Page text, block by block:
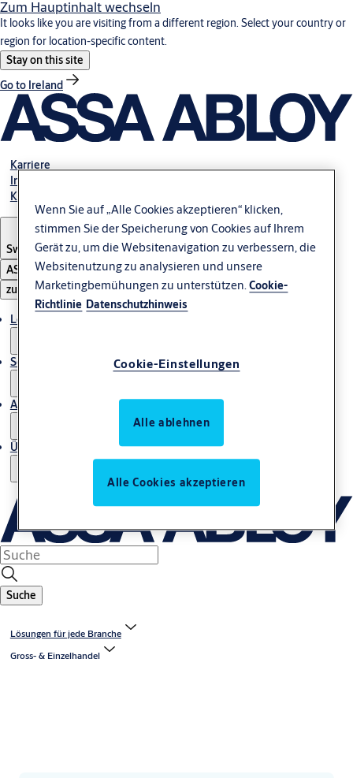
Zum Hauptinhalt wechseln
It looks like you are visiting from a different region. Select your country or
region for location-specific content.
Stay on this site
Go to Ireland
Karriere
Investoren
Kontakt
Switzerland·Deutsch
ASSA ABLOY Group
zu öffnen
Lösungen
Service
Artikel
Über uns
Suche
Lösungen für jede Branche
Gross- & Einzelhandel
Wenn Sie auf „Alle Cookies akzeptieren“ klicken,
stimmen Sie der Speicherung von Cookies auf Ihrem
Gerät zu, um die Websitenavigation zu verbessern, die
Websitenutzung zu analysieren und unsere
Marketingbemühungen zu unterstützen.Cookie-
Richtlinie Datenschutzhinweis
Cookie-Einstellungen
Alle ablehnen
Alle Cookies akzeptieren